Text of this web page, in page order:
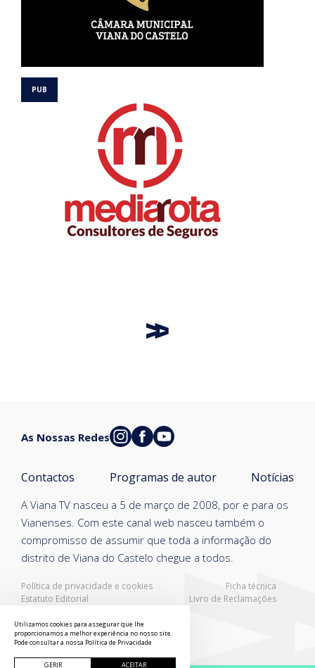
Política de privacidade e cookies
Ficha técnica
Estatuto Editorial
Livro de Reclamações
A Viana TV nasceu a 5 de março de 2008, por e para os
Vianenses. Com este canal web nasceu também o
compromisso de assumir que toda a informação do
distrito de Viana do Castelo chegue a todos.
Contactos Programas de autor Notícias
As Nossas Redes
Utilizamos cookies para assegurar que lhe
proporcionamos a melhor experiência no nosso site.
Pode consultar a nossa Política de Privacidade
GERIR ACEITAR